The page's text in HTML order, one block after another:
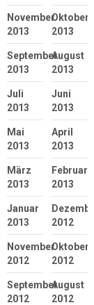
November
2013
Oktober
2013
September
2013
August
2013
Juli
2013
Juni
2013
Mai
2013
April
2013
März
2013
Februar
2013
Januar
2013
2012
November
2012
Oktober
2012
September
2012
August
2012